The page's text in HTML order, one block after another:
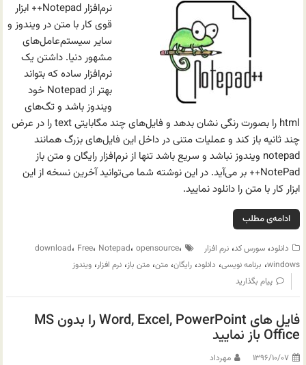
نرم‌افزار Notepad++ ابزار
قوی کار با متن در ویندوز و
سایر سیستم‌عامل‌های
مشهور دنیا. داشتن یک
نرم‌افزار ساده که بتواند
بهتر از Notepad خود
ویندوز باشد و تگ‌های
html را بصورت رنگی نشان بدهد و فایل‌های چند مگابایتی text را در عرض
چند ثانیه باز کند و عملیات متنی در داخل این فایل‌های بزرگ همانند
notepad ویندوز نباشد و سریع باشد تنها از نرم‌افزار رایگان و متن باز
NotePad++ بر می‌آید. در این نوشته شما می‌توانید آخرین نسخه از این
ابزار کار با متن را دانلود نمایید.
ادامه‌ی مطلب
دانلود،سورس کد،نرم افزار download، Free، Notepad، opensource،
windows، برنامه نویسی، دانلود،رایگان،متن،متن باز،نرم افزار،ویندوز
پیام بگذارید
فایل های Word, Excel, PowerPoint را بدون MS
Office باز نمایید
۱۳۹۶/۱۰/۰۷ مهرداد